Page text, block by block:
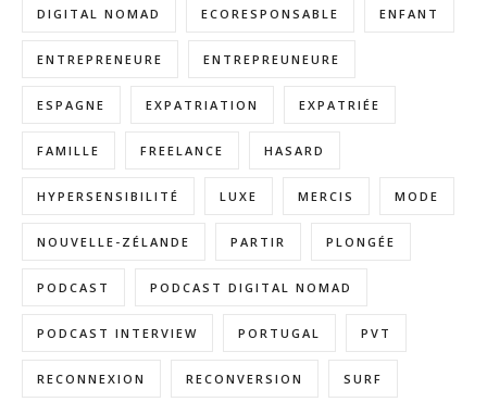
DIGITAL NOMAD ECORESPONSABLE ENFANT
ENTREPRENEURE ENTREPREUNEURE
ESPAGNE EXPATRIATION EXPATRIÉE
FAMILLE FREELANCE HASARD
HYPERSENSIBILITÉ LUXE MERCIS MODE
NOUVELLE-ZÉLANDE PARTIR PLONGÉE
PODCAST PODCAST DIGITAL NOMAD
PODCAST INTERVIEW PORTUGAL PVT
RECONNEXION RECONVERSION SURF